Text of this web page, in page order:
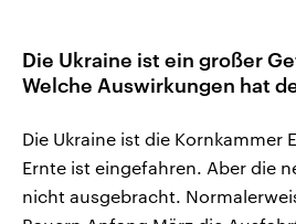
Die Ukraine ist ein großer
Welche Auswirkungen hat
Die Ukraine ist die Kornkammer
Ernte ist eingefahren. Aber die
nicht ausgebracht.